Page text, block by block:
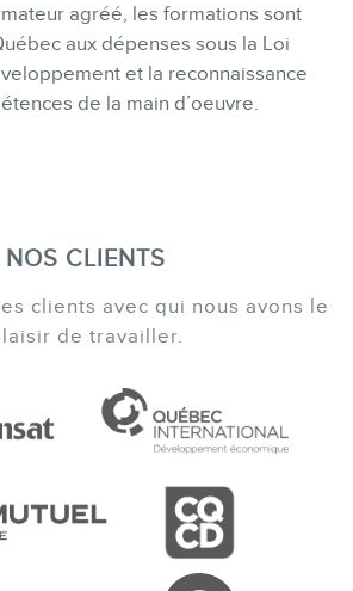
agréé, les formations sont
aux dépenses sous la Loi
et la reconnaissance
de la main d’oeuvre.
NOS CLIENTS
clients avec qui nous avons le
de travailler.